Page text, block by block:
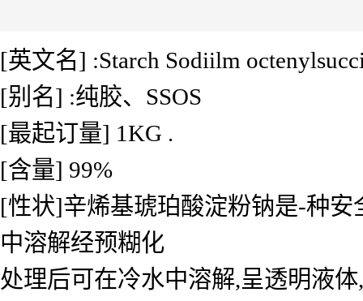
[英文名] :Starch Sodiilm
[别名] :纯胶、SSOS
[最起订量] 1KG .
[含量] 99%
[性状]辛烯基琥珀酸淀粉钠是-种
中溶解经预糊化
处理后可在冷水中溶解,呈透明液